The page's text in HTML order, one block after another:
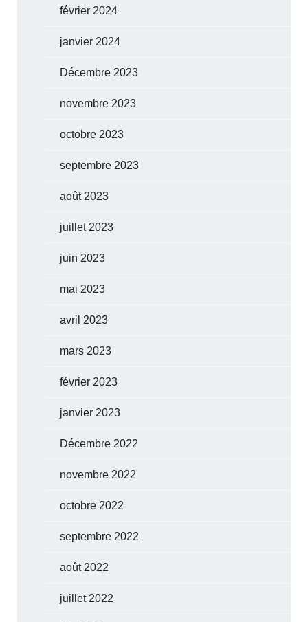
février 2024
janvier 2024
Décembre 2023
novembre 2023
octobre 2023
septembre 2023
août 2023
juillet 2023
juin 2023
mai 2023
avril 2023
mars 2023
février 2023
janvier 2023
Décembre 2022
novembre 2022
octobre 2022
septembre 2022
août 2022
juillet 2022